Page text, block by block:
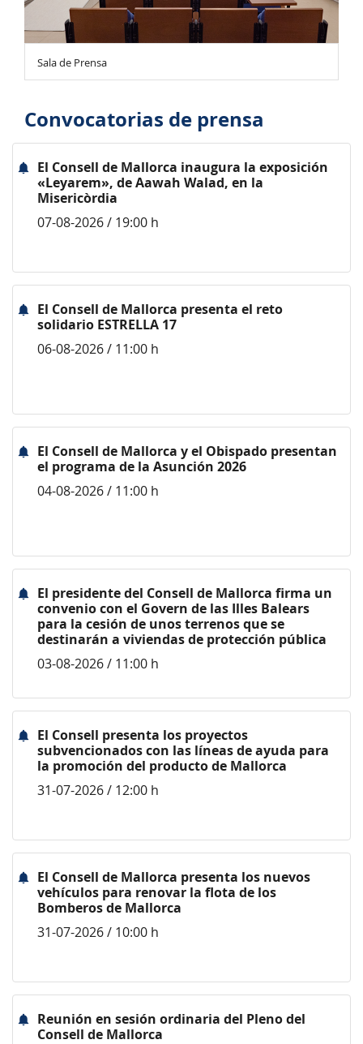
Sala de Prensa
Convocatorias de prensa
El Consell de Mallorca inaugura la exposición
«Leyarem», de Aawah Walad, en la
Misericòrdia
07-08-2026 / 19:00 h
El Consell de Mallorca presenta el reto
solidario ESTRELLA 17
06-08-2026 / 11:00 h
El Consell de Mallorca y el Obispado presentan
el programa de la Asunción 2026
04-08-2026 / 11:00 h
El presidente del Consell de Mallorca firma un
convenio con el Govern de las Illes Balears
para la cesión de unos terrenos que se
destinarán a viviendas de protección pública
03-08-2026 / 11:00 h
El Consell presenta los proyectos
subvencionados con las líneas de ayuda para
la promoción del producto de Mallorca
31-07-2026 / 12:00 h
El Consell de Mallorca presenta los nuevos
vehículos para renovar la flota de los
Bomberos de Mallorca
31-07-2026 / 10:00 h
Reunión en sesión ordinaria del Pleno del
Consell de Mallorca